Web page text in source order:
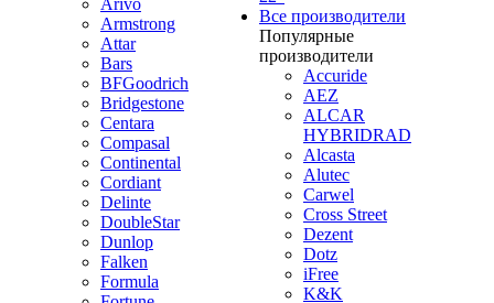
Arivo
Armstrong
Attar
Bars
BFGoodrich
Bridgestone
Centara
Compasal
Continental
Cordiant
Delinte
DoubleStar
Dunlop
Falken
Formula
Все производители
Популярные
производители
Accuride
AEZ
ALCAR
HYBRIDRAD
Alcasta
Alutec
Carwel
Cross Street
Dezent
Dotz
iFree
K&K